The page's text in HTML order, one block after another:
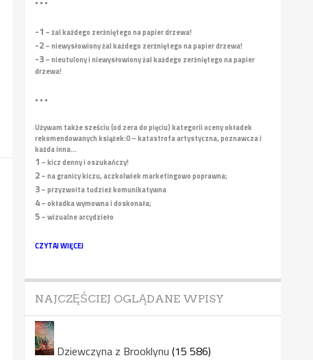
-1 – żal każdego zerżniętego na papier drzewa!
-2– niewysłowiony żal każdego zerżniętego na papier drzewa!
-3– nieutulony i niewysłowiony żal każdego zerżniętego na papier
drzewa!
• • •
Używam także sześciu (od zera do pięciu) kategorii oceny okładek
rekomendowanych książek:0 – katastrofa artystyczna, poznawcza i
każda inna...
1 – kicz denny i oszukańczy!
2– na granicy kiczu, aczkolwiek marketingowo poprawna;
3– przyzwoita tudzież komunikatywna
4– okładka wymowna i doskonała;
5– wizualne arcydzieło
CZYTAJ WIĘCEJ
NAJCZĘŚCIEJ OGLĄDANE WPISY
Dziewczyna z Brooklynu (15 586)